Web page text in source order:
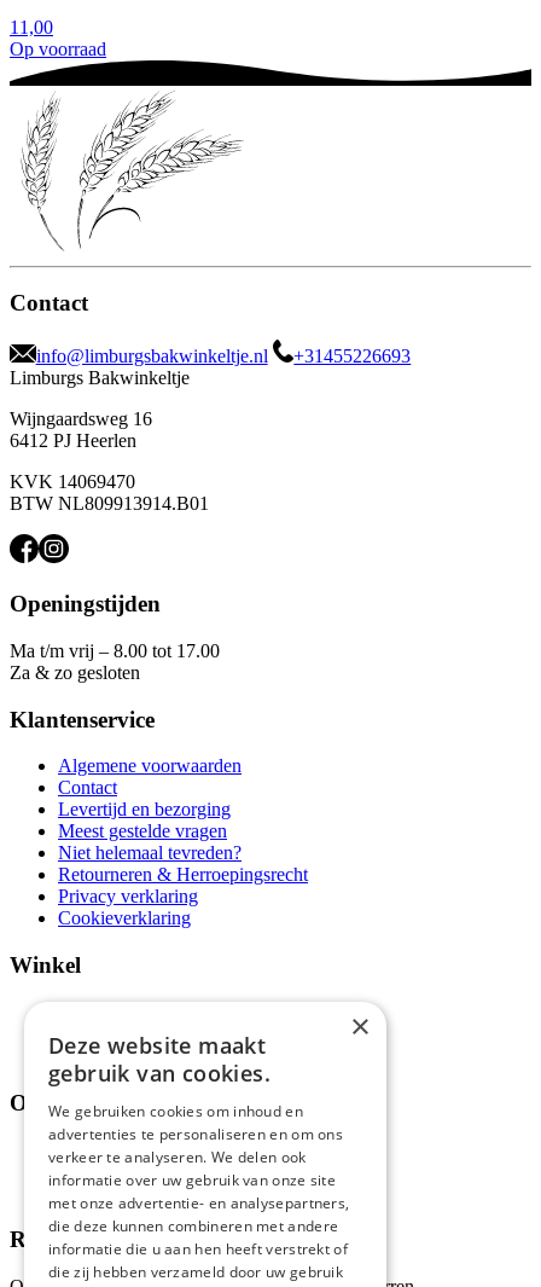
11,00
Op voorraad
Contact
info@limburgsbakwinkeltje.nl
+31455226693
Limburgs Bakwinkeltje
Wijngaardsweg 16
6412 PJ Heerlen
KVK 14069470
BTW NL809913914.B01
Openingstijden
Ma t/m vrij – 8.00 tot 17.00
Za & zo gesloten
Klantenservice
Algemene voorwaarden
Contact
Levertijd en bezorging
Meest gestelde vragen
Niet helemaal tevreden?
Retourneren & Herroepingsrecht
Privacy verklaring
Cookieverklaring
Winkel
Assortiment
Thema's
Over ons
Wie zijn wij?
Recepten
Tips
Recensies
×
Deze website maakt
gebruik van cookies.
We gebruiken cookies om inhoud en
advertenties te personaliseren en om ons
verkeer te analyseren. We delen ook
informatie over uw gebruik van onze site
met onze advertentie- en analysepartners,
die deze kunnen combineren met andere
informatie die u aan hen heeft verstrekt of
die zij hebben verzameld door uw gebruik